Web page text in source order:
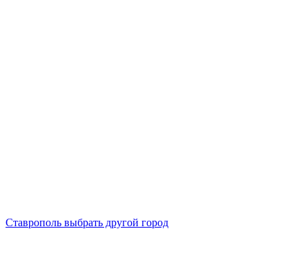
Ставрополь выбрать другой город